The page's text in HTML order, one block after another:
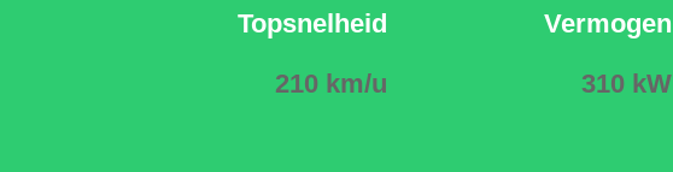
Topsnelheid
210 km/u
Vermogen
310 kW